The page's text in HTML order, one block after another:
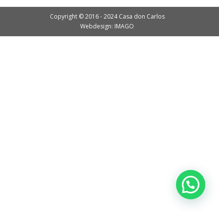
Copyright © 2016 - 2024 Casa don Carlos
Webdesign: IMAGO